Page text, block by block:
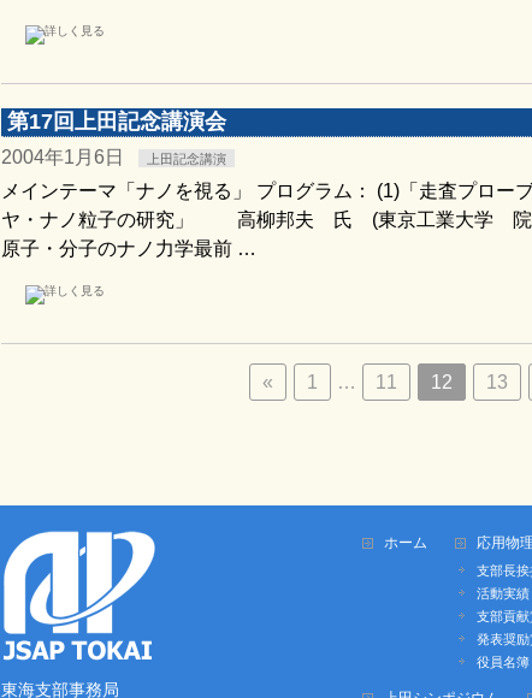
第17回上田記念講演会
2004年1月6日 上田記念講演
メインテーマ「ナノを視る」 プログラム： (1)「走査プロー
ヤ・ナノ粒子の研究」 高柳邦夫 氏 (東京工業大学 院理
原子・分子のナノ力学最前 …
« 1 … 11 12 13
東海支部事務局
ホーム 応用物
支部長挨
活動実績
支部貢献
発表奨励
役員名簿